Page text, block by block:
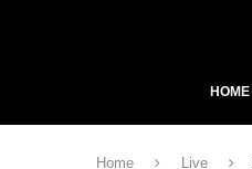
HOME
Home Live